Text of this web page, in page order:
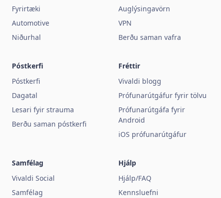
Fyrirtæki
Automotive
Niðurhal
Auglýsingavörn
VPN
Berðu saman vafra
Póstkerfi
Póstkerfi
Dagatal
Lesari fyir strauma
Berðu saman póstkerfi
Fréttir
Vivaldi blogg
Prófunarútgáfur fyrir tölvu
Prófunarútgáfa fyrir
Android
iOS prófunarútgáfur
Samfélag
Vivaldi Social
Samfélag
Hjálp
Hjálp/FAQ
Kennsluefni